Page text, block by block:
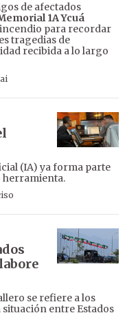
de afectados
1A Ycuá
para recordar
tragedias de
recibida a lo largo
(IA) ya forma parte
herramienta.
se refiere a los
entre Estados